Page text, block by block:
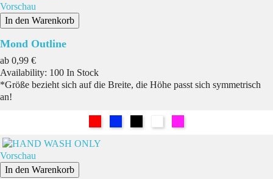
Vorschau
In den Warenkorb
Mond Outline
ab Preis
0,99 €
Availability: 100 In Stock
*Größe bezieht sich auf die Breite, die Höhe passt sich symmetrisch
an!
Vorschau
In den Warenkorb